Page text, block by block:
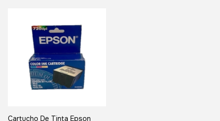
Cartucho De Tinta Epson